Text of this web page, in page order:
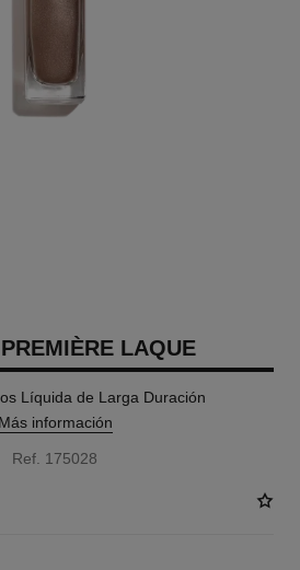
LAQUE
Líquida de Larga Duración
Más información
Ref. 175028